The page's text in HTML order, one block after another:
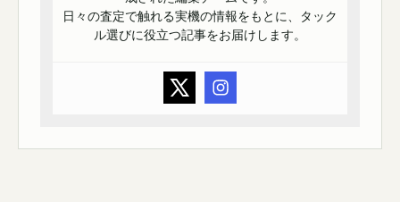
日々の査定で触れる実機の情報をもとに、タック
ル選びに役立つ記事をお届けします。